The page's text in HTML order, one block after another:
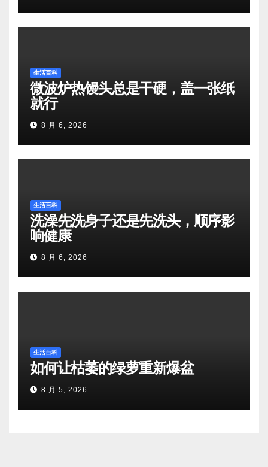
生活百科
微波炉热馒头总是干硬，盖一张纸
就行
8 月 6, 2026
生活百科
洗澡先洗身子还是先洗头，顺序影
响健康
8 月 6, 2026
生活百科
如何让枯萎的绿萝重新爆盆
8 月 5, 2026